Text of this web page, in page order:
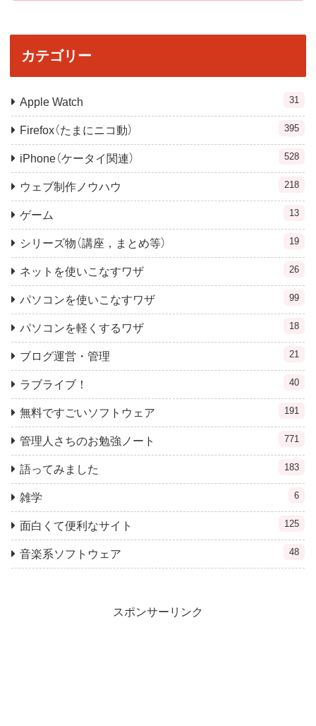
カテゴリー
Apple Watch 31
Firefox（たまにニコ動） 395
iPhone（ケータイ関連） 528
ウェブ制作ノウハウ 218
ゲーム 13
シリーズ物（講座，まとめ等） 19
ネットを使いこなすワザ 26
パソコンを使いこなすワザ 99
パソコンを軽くするワザ 18
ブログ運営・管理 21
ラブライブ！ 40
無料ですごいソフトウェア 191
管理人さちのお勉強ノート 771
語ってみました 183
雑学 6
面白くて便利なサイト 125
音楽系ソフトウェア 48
スポンサーリンク